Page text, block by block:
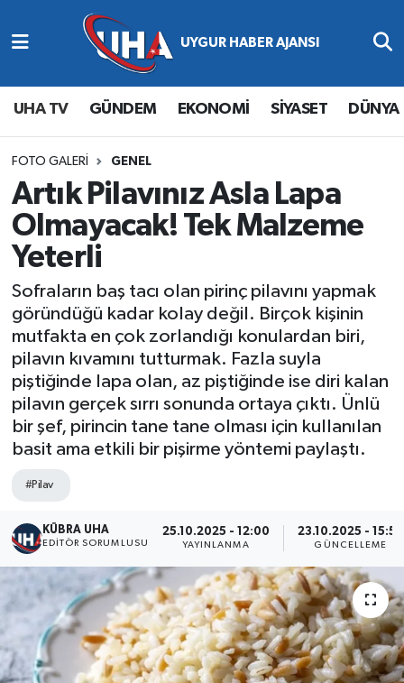
UHA TV GÜNDEM EKONOMİ SİYASET DÜNYA
FOTO GALERI GENEL
Artık Pilavınız Asla Lapa
Olmayacak! Tek Malzeme
Yeterli
Sofraların baş tacı olan pirinç pilavını yapmak
göründüğü kadar kolay değil. Birçok kişinin
mutfakta en çok zorlandığı konulardan biri,
pilavın kıvamını tutturmak. Fazla suyla
piştiğinde lapa olan, az piştiğinde ise diri kalan
pilavın gerçek sırrı sonunda ortaya çıktı. Ünlü
bir şef, pirincin tane tane olması için kullanılan
basit ama etkili bir pişirme yöntemi paylaştı.
#Pilav
KÜBRA UHA
EDİTÖR SORUMLUSU
25.10.2025 - 12:00
YAYINLANMA
23.10.2025 - 15:50
GÜNCELLEME
Abone Ol
Gündem
Ekonomi
Magazin
Siyaset
Spor
Yaşam
Nöbetçi Eczaneler
Hava Durumu
Namaz Vakitleri
Trafik Durumu
Süper Lig Puan Durumu ve Fikstür
Tüm Manşetler
Son Dakika Haberleri
Haber Arşivi